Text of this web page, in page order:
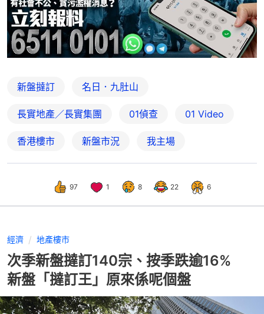
新盤撻訂 名日．九肚山
長實地產／長實集團 01偵查 01 Video
香港樓市 新盤市況 我主場
97 1 8 22 6
經濟 地產樓市
次季新盤撻訂140宗、按季跌逾16%
新盤「撻訂王」原來係呢個盤